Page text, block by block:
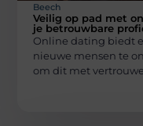
Beech
Veilig op pad met
je betrouwbare
Online dating biedt
nieuwe mensen te
om dit met